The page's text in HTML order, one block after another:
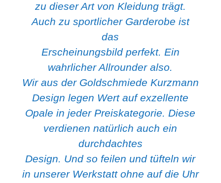
zu dieser Art von Kleidung trägt.
Auch zu sportlicher Garderobe ist
das
Erscheinungsbild perfekt. Ein
wahrlicher Allrounder also.
Wir aus der Goldschmiede Kurzmann
Design legen Wert auf exzellente
Opale in jeder Preiskategorie. Diese
verdienen natürlich auch ein
durchdachtes
Design. Und so feilen und tüfteln wir
in unserer Werkstatt ohne auf die Uhr